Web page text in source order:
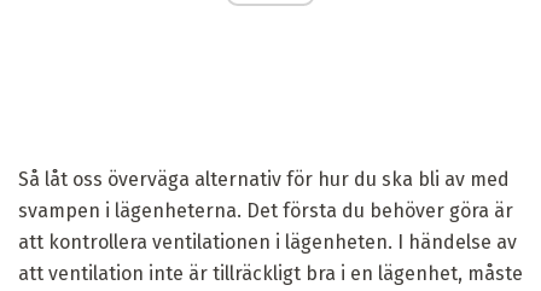
Så låt oss överväga alternativ för hur du ska bli av med
svampen i lägenheterna. Det första du behöver göra är
att kontrollera ventilationen i lägenheten. I händelse av
att ventilation inte är tillräckligt bra i en lägenhet, måste